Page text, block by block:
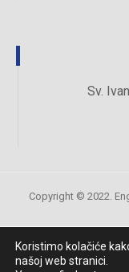
Sv.
Copyright © 2022.
Koristimo kolačiće
našoj web stranici.